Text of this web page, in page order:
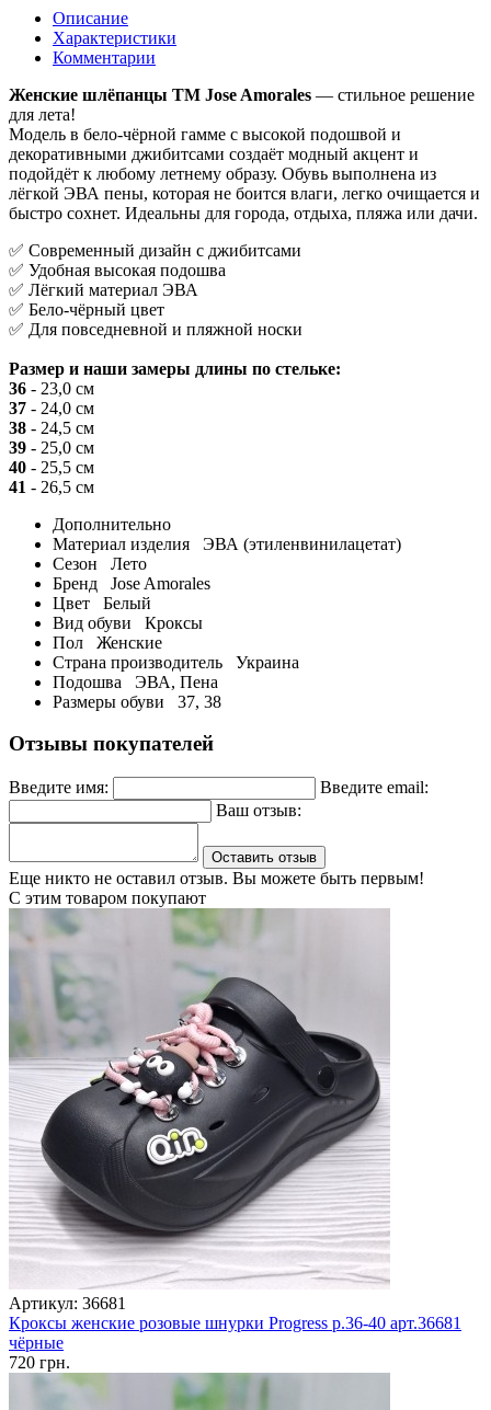
Описание
Характеристики
Комментарии
Женские шлёпанцы ТМ Jose Amorales — стильное решение
для лета!
Модель в бело-чёрной гамме с высокой подошвой и
декоративными джибитсами создаёт модный акцент и
подойдёт к любому летнему образу. Обувь выполнена из
лёгкой ЭВА пены, которая не боится влаги, легко очищается и
быстро сохнет. Идеальны для города, отдыха, пляжа или дачи.
✅ Современный дизайн с джибитсами
✅ Удобная высокая подошва
✅ Лёгкий материал ЭВА
✅ Бело-чёрный цвет
✅ Для повседневной и пляжной носки
Размер и наши замеры длины по стельке:
36 - 23,0 см
37 - 24,0 см
38 - 24,5 см
39 - 25,0 см
40 - 25,5 см
41 - 26,5 см
Дополнительно
Материал изделия
ЭВА (этиленвинилацетат)
Сезон
Лето
Бренд
Jose Amorales
Цвет
Белый
Вид обуви
Кроксы
Пол
Женские
Страна производитель
Украина
Подошва
ЭВА, Пена
Размеры обуви
37, 38
Отзывы покупателей
Введите имя:
Введите email:
Ваш отзыв:
Оставить отзыв
Еще никто не оставил отзыв. Вы можете быть первым!
С этим товаром покупают
Артикул: 36681
Кроксы женские розовые шнурки Progress р.36-40 арт.36681
чёрные
720 грн.